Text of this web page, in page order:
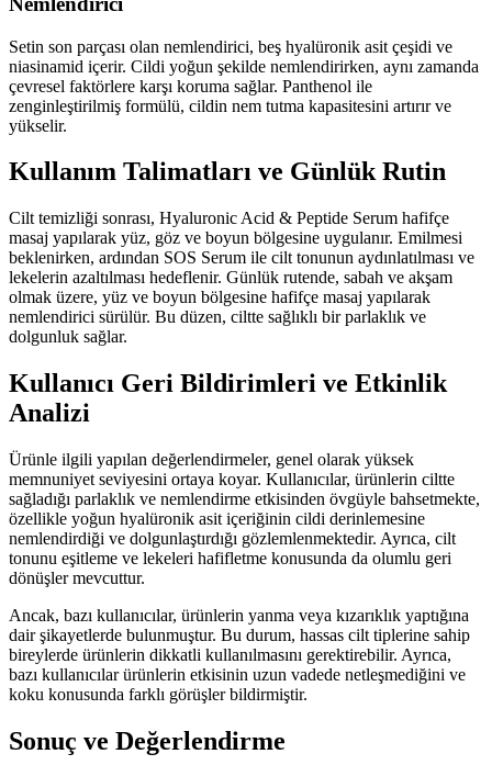
Setin son parçası olan nemlendirici, beş hyalüronik asit çeşidi ve
niasinamid içerir. Cildi yoğun şekilde nemlendirirken, aynı zamanda
çevresel faktörlere karşı koruma sağlar. Panthenol ile
zenginleştirilmiş formülü, cildin nem tutma kapasitesini artırır ve
yükselir.
Kullanım Talimatları ve Günlük Rutin
Cilt temizliği sonrası, Hyaluronic Acid & Peptide Serum hafifçe
masaj yapılarak yüz, göz ve boyun bölgesine uygulanır. Emilmesi
beklenirken, ardından SOS Serum ile cilt tonunun aydınlatılması ve
lekelerin azaltılması hedeflenir. Günlük rutende, sabah ve akşam
olmak üzere, yüz ve boyun bölgesine hafifçe masaj yapılarak
nemlendirici sürülür. Bu düzen, ciltte sağlıklı bir parlaklık ve
dolgunluk sağlar.
Kullanıcı Geri Bildirimleri ve Etkinlik
Analizi
Ürünle ilgili yapılan değerlendirmeler, genel olarak yüksek
memnuniyet seviyesini ortaya koyar. Kullanıcılar, ürünlerin ciltte
sağladığı parlaklık ve nemlendirme etkisinden övgüyle bahsetmekte,
özellikle yoğun hyalüronik asit içeriğinin cildi derinlemesine
nemlendirdiği ve dolgunlaştırdığı gözlemlenmektedir. Ayrıca, cilt
tonunu eşitleme ve lekeleri hafifletme konusunda da olumlu geri
dönüşler mevcuttur.
Ancak, bazı kullanıcılar, ürünlerin yanma veya kızarıklık yaptığına
dair şikayetlerde bulunmuştur. Bu durum, hassas cilt tiplerine sahip
bireylerde ürünlerin dikkatli kullanılmasını gerektirebilir. Ayrıca,
bazı kullanıcılar ürünlerin etkisinin uzun vadede netleşmediğini ve
koku konusunda farklı görüşler bildirmiştir.
Sonuç ve Değerlendirme